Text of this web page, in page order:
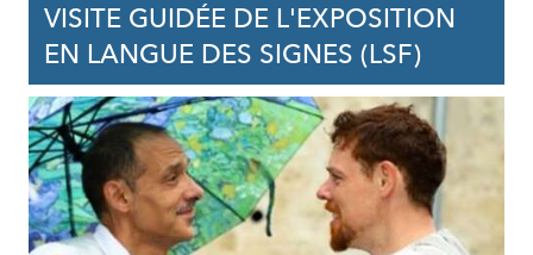
VISITE GUIDÉE DE L'EXPOSITION
EN LANGUE DES SIGNES (LSF)